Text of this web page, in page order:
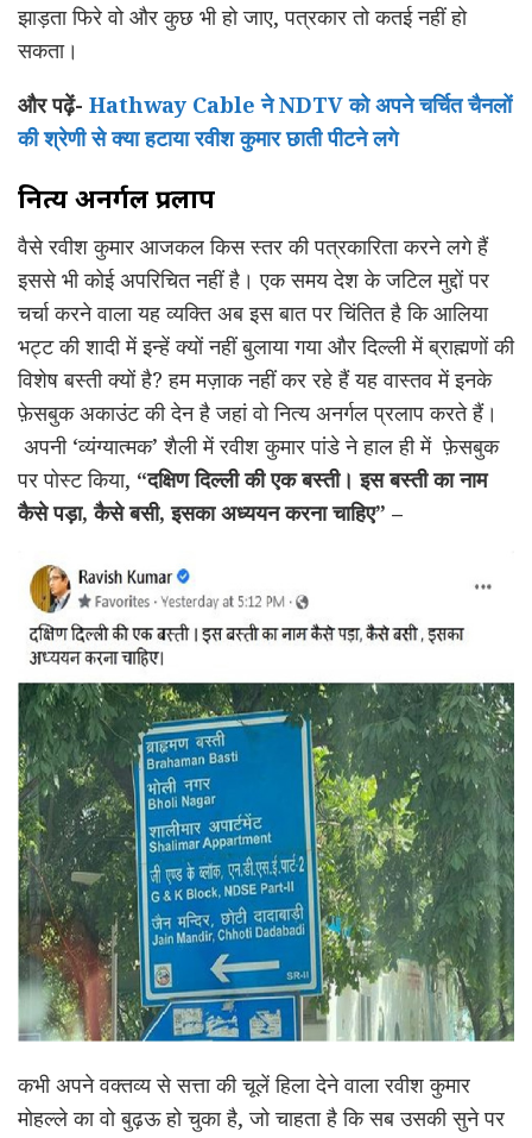
झाड़ता फिरे वो और कुछ भी हो जाए, पत्रकार तो कतई नहीं हो
सकता।
और पढ़ें- Hathway Cable ने NDTV को अपने चर्चित चैनलों
की श्रेणी से क्या हटाया रवीश कुमार छाती पीटने लगे
नित्य अनर्गल प्रलाप
वैसे रवीश कुमार आजकल किस स्तर की पत्रकारिता करने लगे हैं
इससे भी कोई अपरिचित नहीं है। एक समय देश के जटिल मुद्दों पर
चर्चा करने वाला यह व्यक्ति अब इस बात पर चिंतित है कि आलिया
भट्ट की शादी में इन्हें क्यों नहीं बुलाया गया और दिल्ली में ब्राह्मणों की
विशेष बस्ती क्यों है? हम मज़ाक नहीं कर रहे हैं यह वास्तव में इनके
फ़ेसबुक अकाउंट की देन है जहां वो नित्य अनर्गल प्रलाप करते हैं।
अपनी ‘व्यंग्यात्मक’ शैली में रवीश कुमार पांडे ने हाल ही में फ़ेसबुक
पर पोस्ट किया, “दक्षिण दिल्ली की एक बस्ती। इस बस्ती का नाम
कैसे पड़ा,कैसे बसी,इसका अध्ययन करना चाहिए” –
कभी अपने वक्तव्य से सत्ता की चूलें हिला देने वाला रवीश कुमार
मोहल्ले का वो बुढ़ऊ हो चुका है, जो चाहता है कि सब उसकी सुने पर